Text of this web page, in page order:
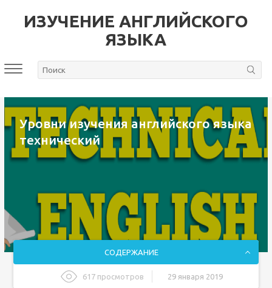
ИЗУЧЕНИЕ АНГЛИЙСКОГО
ЯЗЫКА
Уровни изучения английского языка
технический
СОДЕРЖАНИЕ
617 просмотров 29 января 2019